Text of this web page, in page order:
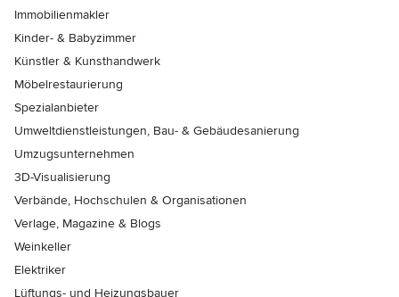
Immobilienmakler
Kinder- & Babyzimmer
Künstler & Kunsthandwerk
Möbelrestaurierung
Spezialanbieter
Umweltdienstleistungen, Bau- & Gebäudesanierung
Umzugsunternehmen
3D-Visualisierung
Verbände, Hochschulen & Organisationen
Verlage, Magazine & Blogs
Weinkeller
Elektriker
Lüftungs- und Heizungsbauer